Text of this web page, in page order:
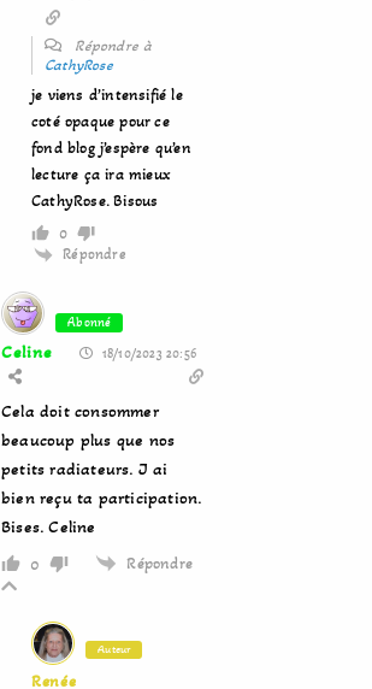
Répondre à
CathyRose
je viens d’intensifié le
coté opaque pour ce
fond blog j’espère qu’en
lecture ça ira mieux
CathyRose. Bisous
0
Répondre
Abonné
Celine 18/10/2023 20:56
Cela doit consommer
beaucoup plus que nos
petits radiateurs. J ai
bien reçu ta participation.
Bises. Celine
0 Répondre
Auteur
Renée